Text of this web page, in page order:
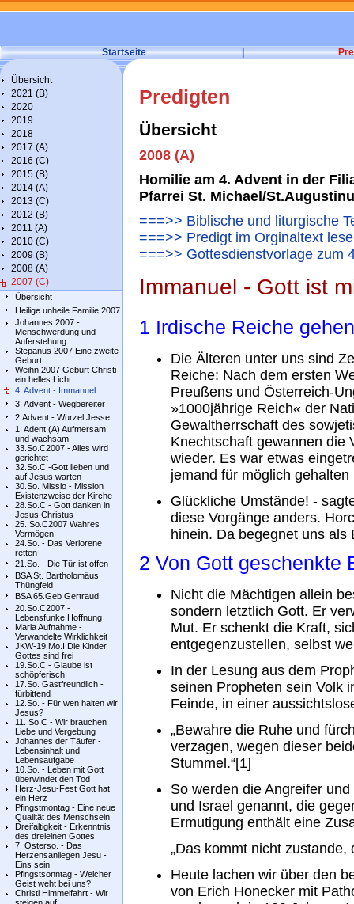
Startseite |
Übersicht
2021 (B)
2020
2019
2018
2017 (A)
2016 (C)
2015 (B)
2014 (A)
2013 (C)
2012 (B)
2011 (A)
2010 (C)
2009 (B)
2008 (A)
2007 (C)
Übersicht
Heilige unheile Familie 2007
Johannes 2007 -
Menschwerdung und
Auferstehung
Stepanus 2007 Eine zweite
Geburt
Weihn.2007 Geburt Christi -
ein helles Licht
4. Advent - Immanuel
3. Advent - Wegbereiter
2.Advent - Wurzel Jesse
1. Adent (A) Aufmersam
und wachsam
33.So.C2007 - Alles wird
gerichtet
32.So.C -Gott lieben und
auf Jesus warten
30.So. Missio - Mission
Existenzweise der Kirche
28.So.C - Gott danken in
Jesus Christus
25. So.C2007 Wahres
Vermögen
24.So. - Das Verlorene
retten
21.So. - Die Tür ist offen
BSA St. Bartholomäus
Thüngfeld
BSA 65.Geb Gertraud
20.So.C2007 -
Lebensfunke Hoffnung
Maria Aufnahme -
Verwandelte Wirklichkeit
JKW-19.Mo.I Die Kinder
Gottes sind frei
19.So.C - Glaube ist
schöpferisch
17.So. Gastfreundlich -
fürbittend
12.So. - Für wen halten wir
Jesus?
11. So.C - Wir brauchen
Liebe und Vergebung
Johannes der Täufer -
Lebensinhalt und
Lebensaufgabe
10.So. - Leben mit Gott
überwindet den Tod
Herz-Jesu-Fest Gott hat
ein Herz
Pfingstmontag - Eine neue
Qualität des Menschsein
Dreifaltigkeit - Erkenntnis
des dreieinen Gottes
7. Osterso. - Das
Herzensanliegen Jesu -
Eins sein
Pfingstsonntag - Welcher
Geist weht bei uns?
Christi Himmelfahrt - Wir
Predigten
Übersicht
2008 (A)
Homilie am 4. Advent in der
Pfarrei St. Michael/
===>> Biblische und liturgische
===>> Predigt im Orginaltext
===>> Gottesdienstvorlage zum
Immanuel - Gott ist
1 Irdische Reiche
Die Älteren unter uns sind
Reiche: Nach dem ersten
Preußens und Österreich-
»1000jährige Reich« der
Gewaltherrschaft des
Knechtschaft gewannen die
wieder. Es war etwas
jemand für möglich gehalten
Glückliche Umstände! -
diese Vorgänge anders.
hinein. Da begegnet uns als
2 Von Gott geschenkte
Nicht die Mächtigen allein
sondern letztlich Gott. Er
Mut. Er schenkt die Kraft,
entgegenzustellen, selbst
In der Lesung aus dem
seinen Propheten sein Volk
Feinde, in einer
„Bewahre die Ruhe und
verzagen, wegen dieser
Stummel.“[1]
So werden die Angreifer
und Israel genannt, die
Ermutigung enthält eine
„Das kommt nicht zustande,
Heute lachen wir über den
von Erich Honecker mit